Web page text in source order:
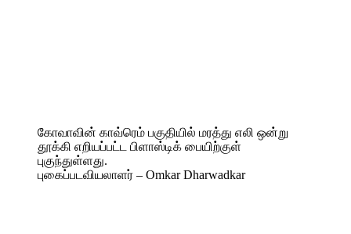
கோவாவின் காவ்ரெம் பகுதியில் மரத்து எலி ஒன்று
தூக்கி எறியப்பட்ட பிளாஸ்டிக் பையிற்குள்
புகுந்துள்ளது.
புகைப்படவியலாளர் – Omkar Dharwadkar